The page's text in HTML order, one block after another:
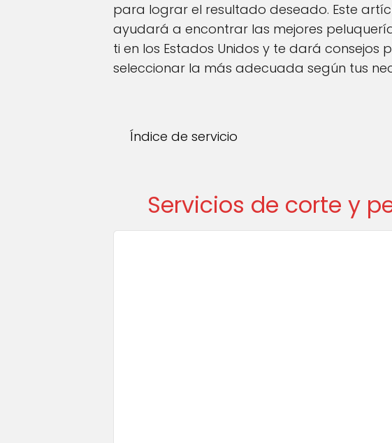
para lograr el resultado deseado. Este
ayudará a encontrar las mejores
ti en los Estados Unidos y te dará consejos
seleccionar la más adecuada según tus
Índice de servicio
Servicios de corte y